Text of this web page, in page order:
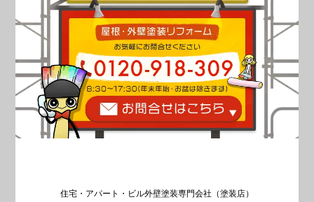
住宅・アパート・ビル外壁塗装専門会社（塗装店）